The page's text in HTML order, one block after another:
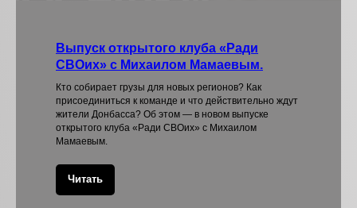
Выпуск открытого клуба «Ради
СВОих» с Михаилом Мамаевым.
Кто собирает грузы для новых регионов? Как
присоединиться к команде и что действительно ждут
жители Донбасса? Об этом — в новом выпуске
открытого клуба «Ради СВОих» с Михаилом
Мамаевым.
Читать